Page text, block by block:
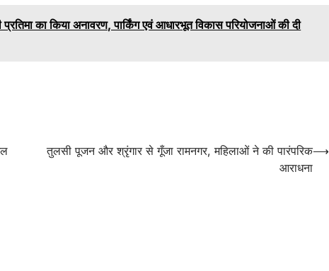
का किया अनावरण, पार्किंग एवं आधारभूत विकास परियोजनाओं की दी
तुलसी पूजन और श्रृंगार से गूँजा रामनगर, महिलाओं ने की पारंपरिक
आराधना
⟶